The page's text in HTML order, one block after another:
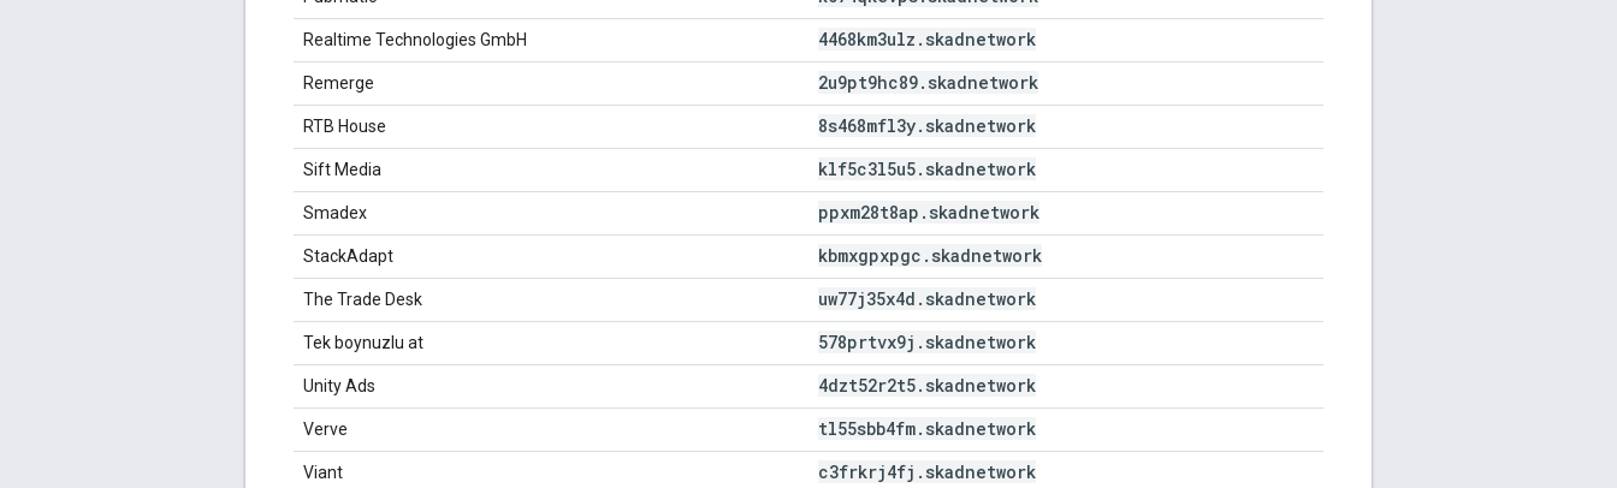
Realtime Technologies GmbH 4468km3ulz . skadnetwork
Remerge 2u9pt9hc89. skadnetwork
RTB House 8s468mfl3y. skadnetwork
Sift Media klf5c3l5u5. skadnetwork
Smadex ppxm28t8ap . skadnetwork
StackAdapt kbmxgpxpgc . skadnetwork
The Trade Desk uw77j35x4d . skadnetwork
Tek boynuzlu at 578prtvx9j . skadnetwork
Unity Ads 4dzt52r2t5. skadnetwork
Verve tl55sbb4fm. skadnetwork
Viant c3frkrj4fj . skadnetwork